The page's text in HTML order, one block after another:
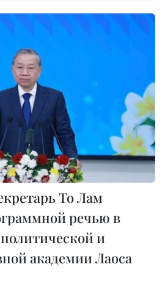
То Лам
речью в
и
академии Лаоса